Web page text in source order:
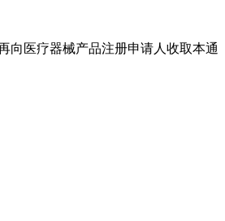
向医疗器械产品注册申请人收取本通